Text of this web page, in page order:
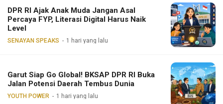
DPR RI Ajak Anak Muda Jangan Asal
Percaya FYP, Literasi Digital Harus Naik
Level
SENAYAN SPEAKS 1 hari yang lalu
Garut Siap Go Global! BKSAP DPR RI Buka
Jalan Potensi Daerah Tembus Dunia
YOUTH POWER 1 hari yang lalu